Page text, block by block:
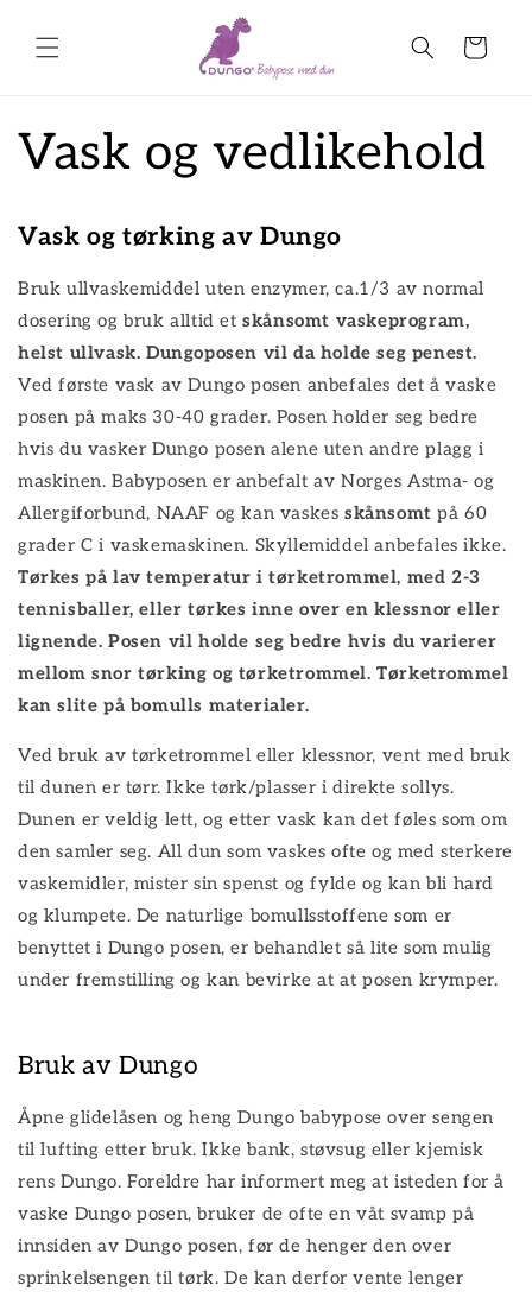
content
Handlevogn
Vask og vedlikehold
Vask og tørking av Dungo
Bruk ullvaskemiddel uten enzymer, ca.1/3 av normal
dosering og bruk alltid etskånsomt vaskeprogram,
helst ullvask. Dungoposen vil da holde seg penest.
Ved første vask av Dungo posen anbefales det å vaske
posen på maks 30-40 grader. Posen holder seg bedre
hvis du vasker Dungo posen alene uten andre plagg i
maskinen. Babyposen er anbefalt av Norges Astma- og
Allergiforbund, NAAF og kan vaskesskånsomt på 60
grader C i vaskemaskinen. Skyllemiddel anbefales ikke.
Tørkes på lav temperatur i tørketrommel, med 2-3
tennisballer, eller tørkes inne over en klessnor eller
lignende. Posen vil holde seg bedre hvis du varierer
mellom snor tørking og tørketrommel. Tørketrommel
kan slite på bomulls materialer.
Ved bruk av tørketrommel eller klessnor, vent med bruk
til dunen er tørr. Ikke tørk/plasser i direkte sollys.
Dunen er veldig lett, og etter vask kan det føles som om
den samler seg. All dun som vaskes ofte og med sterkere
vaskemidler, mister sin spenst og fylde og kan bli hard
og klumpete. De naturlige bomullsstoffene som er
benyttet i Dungo posen, er behandlet så lite som mulig
under fremstilling og kan bevirke at at posen krymper.
Bruk av Dungo
Åpne glidelåsen og heng Dungo babypose over sengen
til lufting etter bruk. Ikke bank, støvsug eller kjemisk
rens Dungo. Foreldre har informert meg at isteden for å
vaske Dungo posen, bruker de ofte en våt svamp på
innsiden av Dungo posen, før de henger den over
sprinkelsengen til tørk. De kan derfor vente lenger